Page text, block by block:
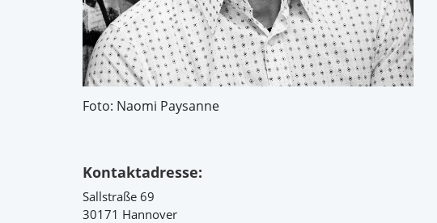
Foto: Naomi Paysanne
Kontaktadresse:
Sallstraße 69
30171 Hannover